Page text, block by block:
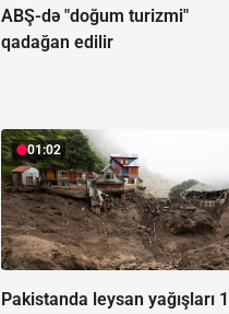
ABŞ-də "doğum turizmi"
qadağan edilir
01:02
Pakistanda leysan yağışları